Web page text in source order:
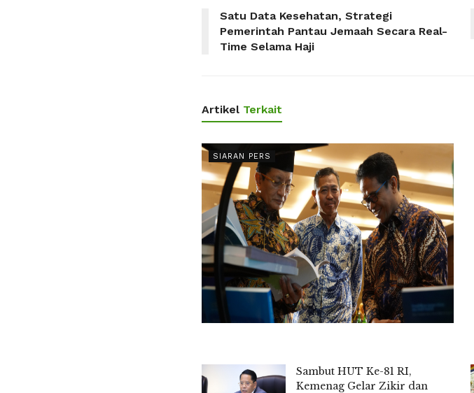
Satu Data Kesehatan, Strategi
Pemerintah Pantau Jemaah Secara Real-
Time Selama Haji
Artikel Terkait
SIARAN PERS
Sambut HUT Ke-81 RI,
Kemenag Gelar Zikir dan